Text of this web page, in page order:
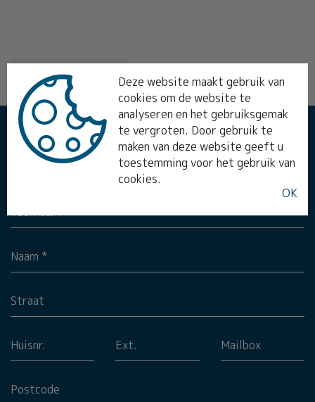
STREET VIEW
MEER INFO?
Aanspreking *
Deze website maakt gebruik van
cookies om de website te
analyseren en het gebruiksgemak
te vergroten. Door gebruik te
maken van deze website geeft u
toestemming voor het gebruik van
cookies.
OK